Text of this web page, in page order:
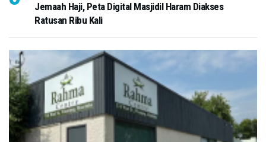
Jemaah Haji, Peta Digital Masjidil Haram Diakses
Ratusan Ribu Kali